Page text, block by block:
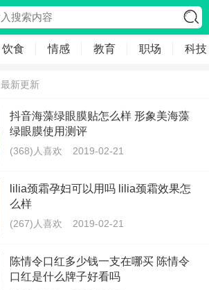
饮食 情感 教育 职场 科技
最新更新
抖音海藻绿眼膜贴怎么样 形象美海藻
绿眼膜使用测评
(368)人喜欢 2019-02-21
lilia颈霜孕妇可以用吗 lilia颈霜效果怎
么样
(267)人喜欢 2019-02-21
陈情令口红多少钱一支在哪买 陈情令
口红是什么牌子好看吗